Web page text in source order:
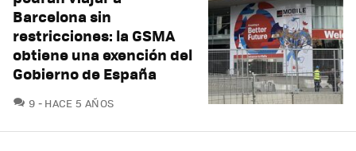
Barcelona sin
restricciones: la GSMA
obtiene una exención del
Gobierno de España
9 COMENTARIOS
HACE 5 AÑOS